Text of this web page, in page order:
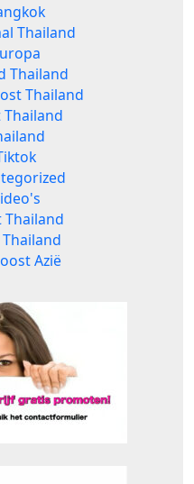
Thailand
Thailand
Thailand
Thailand
Thailand
Azië